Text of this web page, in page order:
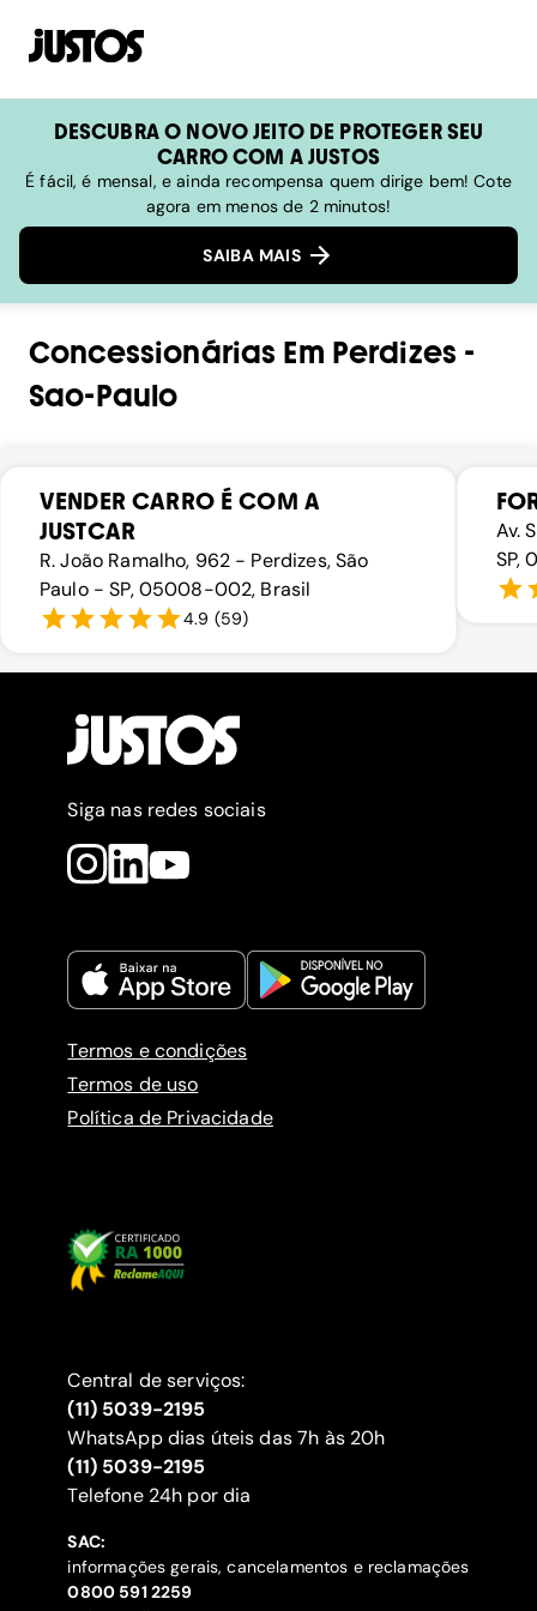
DESCUBRA O NOVO JEITO DE PROTEGER SEU
CARRO COM A JUSTOS
É fácil, é mensal, e ainda recompensa quem dirige bem! Cote
agora em menos de 2 minutos!
SAIBA MAIS
Concessionárias Em Perdizes -
Sao-Paulo
VENDER CARRO É COM A
JUSTCAR
R. João Ramalho, 962 - Perdizes, São
Paulo - SP, 05008-002, Brasil
4.9 (59)
Av.
SP,
Siga nas redes sociais
Termos e condições
Termos de uso
Política de Privacidade
Central de serviços:
(11) 5039-2195
WhatsApp dias úteis das 7h às 20h
(11) 5039-2195
‍Telefone 24h por dia
SAC:
informações gerais, cancelamentos e reclamações
‍0800 591 2259